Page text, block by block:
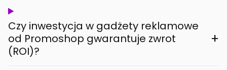
Czy inwestycja w gadżety reklamowe
od Promoshop gwarantuje zwrot
(ROI)?
+